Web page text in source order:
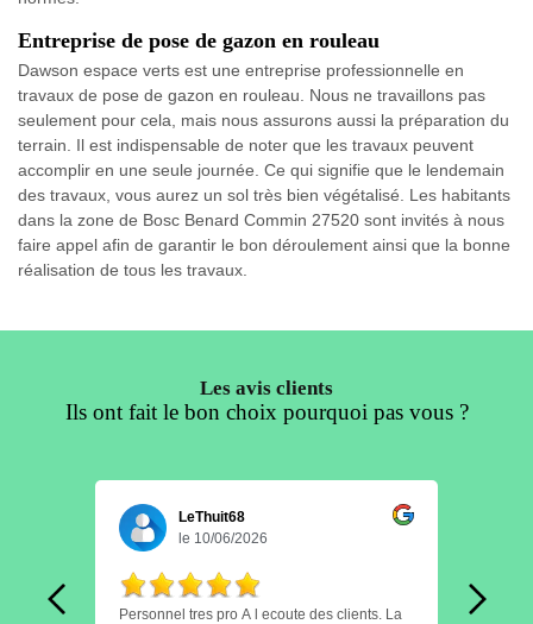
Entreprise de pose de gazon en rouleau
Dawson espace verts est une entreprise professionnelle en
travaux de pose de gazon en rouleau. Nous ne travaillons pas
seulement pour cela, mais nous assurons aussi la préparation du
terrain. Il est indispensable de noter que les travaux peuvent
accomplir en une seule journée. Ce qui signifie que le lendemain
des travaux, vous aurez un sol très bien végétalisé. Les habitants
dans la zone de Bosc Benard Commin 27520 sont invités à nous
faire appel afin de garantir le bon déroulement ainsi que la bonne
réalisation de tous les travaux.
Les avis clients
Ils ont fait le bon choix pourquoi pas vous ?
LeThuit68
le 10/06/2026
Personnel tres pro A l ecoute des clients. La